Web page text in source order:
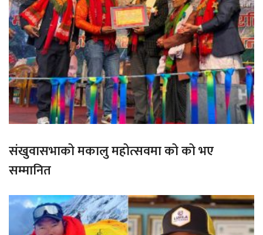
संखुवासभाको मकालु महोत्सवमा को को भए
सम्मानित